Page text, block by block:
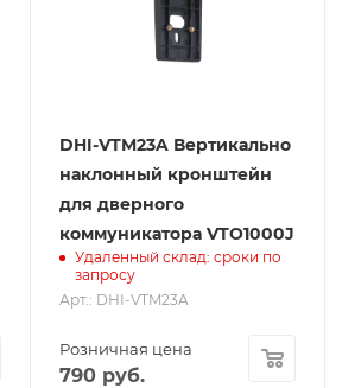
DHI-VTM23A Вертикально
наклонный кронштейн
для дверного
коммуникатора VTO1000J
Удаленный склад: сроки по
запросу
Арт.: DHI-VTM23A
Розничная цена
790руб.